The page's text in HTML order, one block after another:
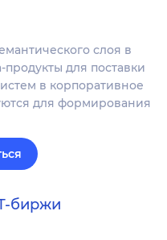
слоя в
для поставки
в корпоративное
для формирования
биржи